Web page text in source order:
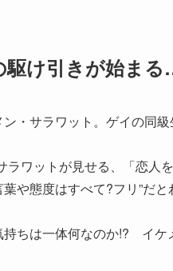
駆け引きが始ま
・サラワット。ゲイの同
ワットが見せる、「恋人
や態度はすべて?フリ”だ
ちは一体何なのか!? イケ